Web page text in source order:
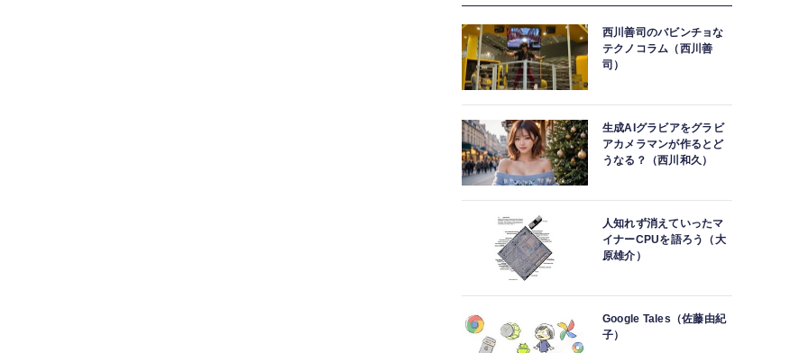
西川善司のバビンチョな
テクノコラム（西川善
司）
生成AIグラビアをグラビ
アカメラマンが作るとど
うなる？（西川和久）
人知れず消えていったマ
イナーCPUを語ろう（大
原雄介）
Google Tales（佐藤由紀
子）